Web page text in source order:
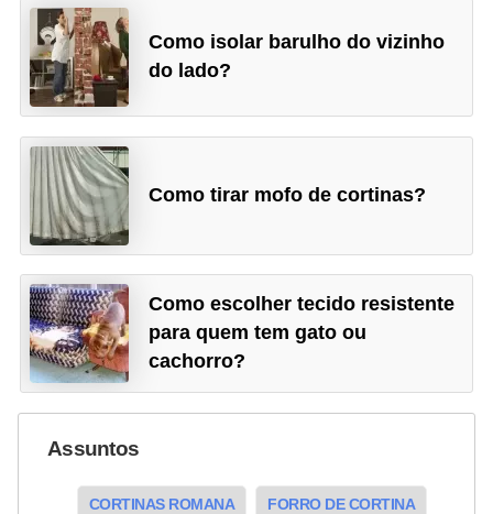
Como isolar barulho do vizinho
do lado?
Como tirar mofo de cortinas?
Como escolher tecido resistente
para quem tem gato ou
cachorro?
Assuntos
CORTINAS ROMANA FORRO DE CORTINA